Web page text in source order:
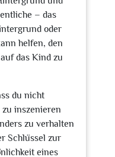
– das
oder
helfen, den
das Kind zu
du nicht
inszenieren
zu verhalten
Schlüssel zur
eines